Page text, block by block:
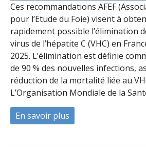
Ces recommandations AFEF
pour l’Etude du Foie) visent à
rapidement possible l’élimination
virus de l’hépatite C (VHC) en
2025. L’élimination est définie
de 90 % des nouvelles infections,
réduction de la mortalité liée au
L’Organisation Mondiale de la
En savoir plus